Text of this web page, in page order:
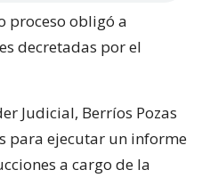
proceso obligó a
decretadas por el
Judicial, Berríos Pozas
para ejecutar un informe
a cargo de la